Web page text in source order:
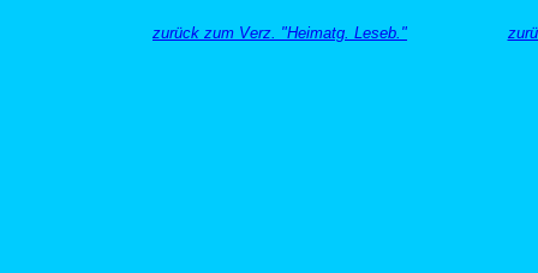
zurück zum Verz. "Heimatg. Leseb."